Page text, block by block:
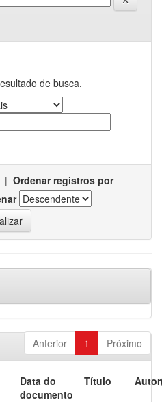
de busca.
| Ordenar registros por
Anterior 1 Próximo
Data do
documento
Título